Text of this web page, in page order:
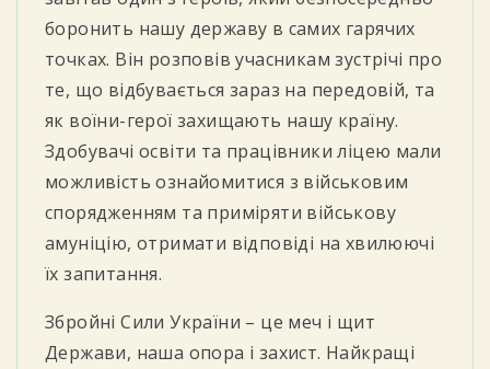
боронить нашу державу в самих гарячих
точках. Він розповів учасникам зустрічі про
те, що відбувається зараз на передовій, та
як воїни-герої захищають нашу країну.
Здобувачі освіти та працівники ліцею мали
можливість ознайомитися з військовим
спорядженням та приміряти військову
амуніцію, отримати відповіді на хвилюючі
їх запитання.
Збройні Сили України – це меч і щит
Держави, наша опора і захист. Найкращі